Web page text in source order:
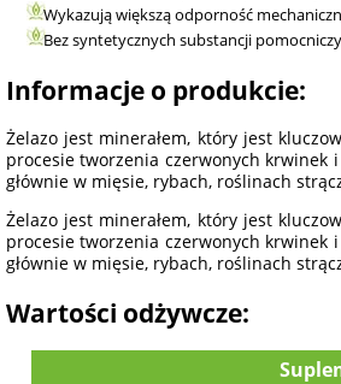
Wykazują większą odporność
Bez syntetycznych substancji
Informacje o produkcie:
Żelazo jest minerałem, który jest
procesie tworzenia czerwonych
głównie w mięsie, rybach, roślinach
Żelazo jest minerałem, który jest
procesie tworzenia czerwonych
głównie w mięsie, rybach, roślinach
Wartości odżywcze: